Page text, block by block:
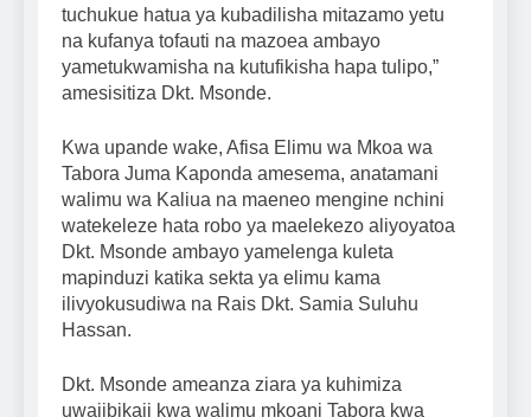
tuchukue hatua ya kubadilisha mitazamo yetu
na kufanya tofauti na mazoea ambayo
yametukwamisha na kutufikisha hapa tulipo,”
amesisitiza Dkt. Msonde.
Kwa upande wake, Afisa Elimu wa Mkoa wa
Tabora Juma Kaponda amesema, anatamani
walimu wa Kaliua na maeneo mengine nchini
watekeleze hata robo ya maelekezo aliyoyatoa
Dkt. Msonde ambayo yamelenga kuleta
mapinduzi katika sekta ya elimu kama
ilivyokusudiwa na Rais Dkt. Samia Suluhu
Hassan.
Dkt. Msonde ameanza ziara ya kuhimiza
uwajibikaji kwa walimu mkoani Tabora kwa